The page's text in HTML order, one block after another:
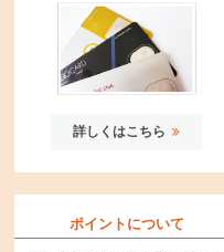
詳しくはこちら
ポイントについて